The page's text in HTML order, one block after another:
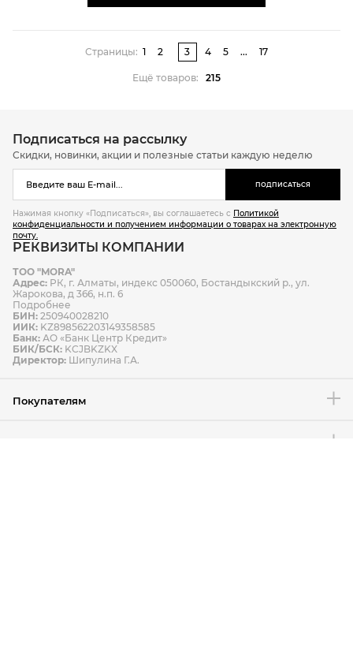
Страницы: 1 2 3 4 5 ... 17
Ещё товаров: 215
Подписаться на рассылку
Скидки, новинки, акции и полезные статьи каждую неделю
ПОДПИСАТЬСЯ
Нажимая кнопку «Подписаться», вы соглашаетесь с Политикой
конфиденциальности и получением информации о товарах на электронную
почту.
РЕКВИЗИТЫ КОМПАНИИ
ТОО "MORA"
Адрес: РК, г. Алматы, индекс 050060, Бостандыкский р., ул.
Жарокова, д 366, н.п. 6
Подробнее
БИН: 250940028210
ИИК: KZ898562203149358585
Банк: АО «Банк Центр Кредит»
БИК/БСК: KCJBKZKX
Директор: Шипулина Г.А.
Покупателям